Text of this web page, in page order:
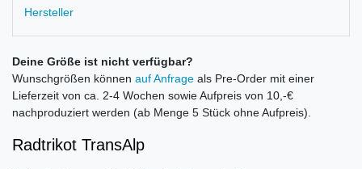
Hersteller
Deine Größe ist nicht verfügbar?
Wunschgrößen können auf Anfrage als Pre-Order mit einer
Lieferzeit von ca. 2-4 Wochen sowie Aufpreis von 10,-€
nachproduziert werden (ab Menge 5 Stück ohne Aufpreis).
Radtrikot TransAlp